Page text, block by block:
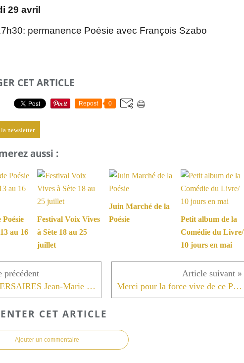
29 avril
permanence Poésie avec François Szabo
CET ARTICLE
Repost 0
newsletter
aussi :
Poésie
au 16
Festival Voix Vives
à Sète 18 au 25
juillet
Juin Marché de la
Poésie
Petit album de la
Comédie du Livre/
10 jours en mai
ANNIVERSAIRES Jean-Marie de CROZALS / Claire MENGUY 31 mars Merci pour la force vive de ce Printemps !
CET ARTICLE
Ajouter un commentaire